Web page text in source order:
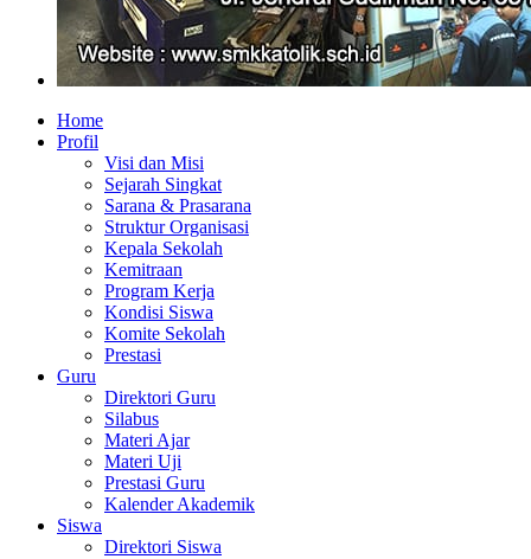
Home
Profil
Visi dan Misi
Sejarah Singkat
Sarana & Prasarana
Struktur Organisasi
Kepala Sekolah
Kemitraan
Program Kerja
Kondisi Siswa
Komite Sekolah
Prestasi
Guru
Direktori Guru
Silabus
Materi Ajar
Materi Uji
Prestasi Guru
Kalender Akademik
Siswa
Direktori Siswa